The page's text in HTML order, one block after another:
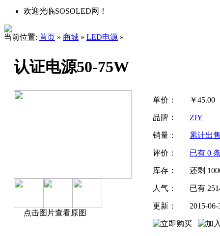
欢迎光临SOSOLED网！
当前位置: 首页 » 商城 » LED电源 »
认证电源50-75W
点击图片查看原图
单价： ￥45.00
品牌： ZIY
销量： 累计出
评价： 已有 0
库存： 还剩
人气： 已有
更新： 2015-06-